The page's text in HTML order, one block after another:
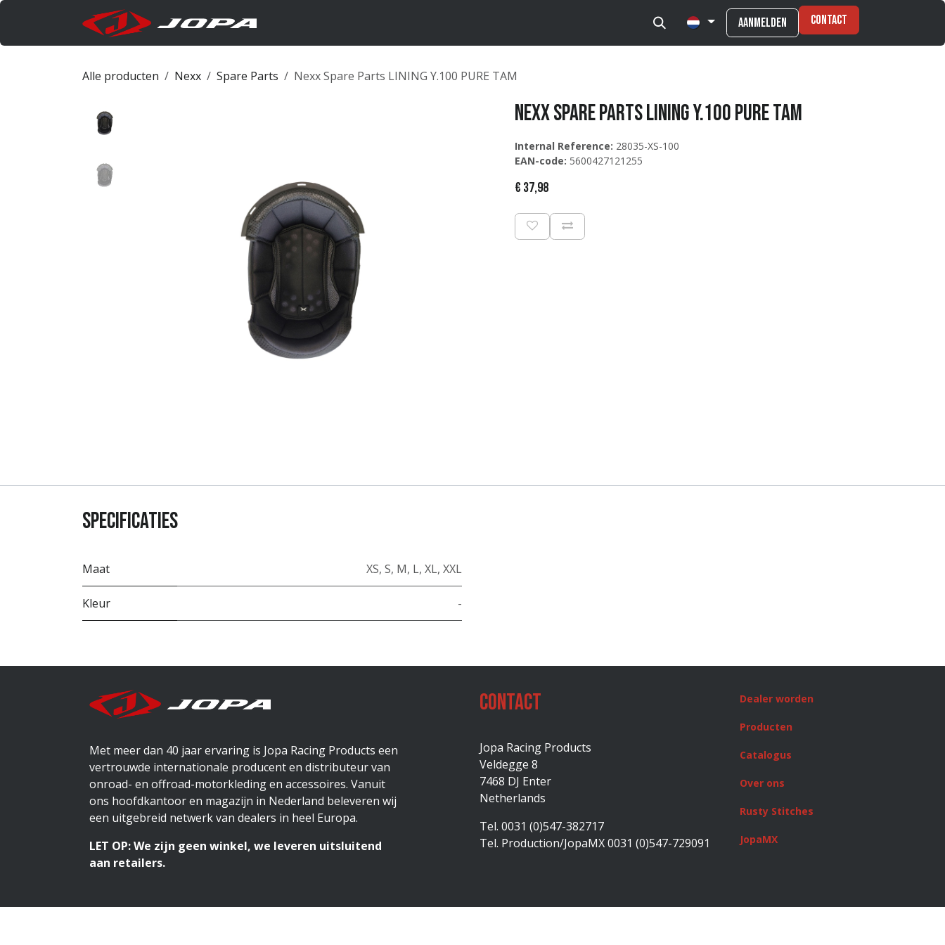
Overslaan naar inhoud
Aanmelden Contact
Alle producten Nexx Spare Parts Nexx Spare Parts LINING Y.100 PURE TAM
Nexx Spare Parts LINING Y.100 PURE TAM
Internal Reference: 28035-XS-100
EAN-code: 5600427121255
€ 37,98
Specificaties
Maat XS, S, M, L, XL, XXL
Kleur -
Met meer dan 40 jaar ervaring is Jopa Racing Products een
vertrouwde internationale producent en distributeur van
onroad- en offroad-motorkleding en accessoires. Vanuit
ons hoofdkantoor en magazijn in Nederland beleveren wij
een uitgebreid netwerk van dealers in heel Europa.
LET OP: We zijn geen winkel, we leveren uitsluitend
aan retailers.
Contact
Jopa Racing Products
Veldegge 8
7468 DJ Enter
Netherlands
Tel. 0031 (0)547-382717
Tel. Production/JopaMX 0031 (0)547-729091
Dealer worden
Producten
Catalogus
Over ons
Rusty Stitches
JopaMX